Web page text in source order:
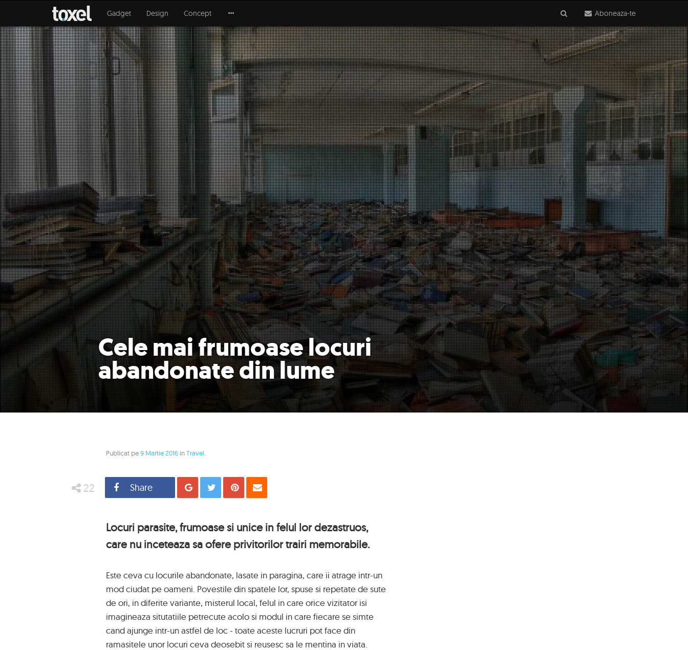
Aboneaza-te
Gadget Design Concept
Cele mai frumoase locuri
abandonate din lume
Publicat pe9 Martie 2016 inTravel
22 Share Distribuie
Tweet Pin
Locuri parasite, frumoase si unice in felul lor dezastruos,
care nu inceteaza sa ofere privitorilor trairi memorabile.
Este ceva cu locurile abandonate, lasate in paragina, care ii atrage intr-un
mod ciudat pe oameni. Povestile din spatele lor, spuse si repetate de sute
de ori, in diferite variante, misterul local, felul in care orice vizitator isi
imagineaza situtatiile petrecute acolo si modul in care fiecare se simte
cand ajunge intr-un astfel de loc - toate aceste lucruri pot face din
ramasitele unor locuri ceva deosebit si reusesc sa le mentina in viata.